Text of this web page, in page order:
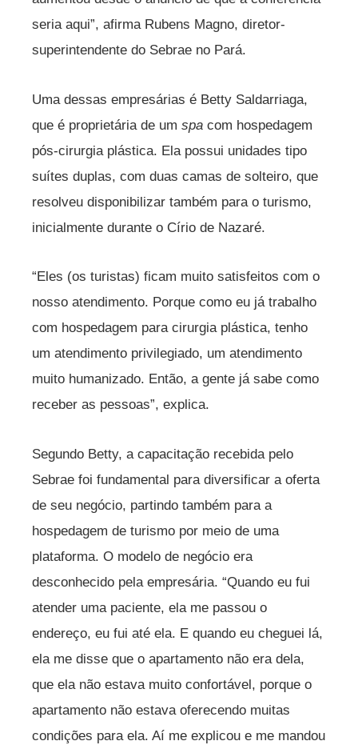
seria aqui”, afirma Rubens Magno, diretor-
superintendente do Sebrae no Pará.
Uma dessas empresárias é Betty Saldarriaga,
que é proprietária de um spa com hospedagem
pós-cirurgia plástica. Ela possui unidades tipo
suítes duplas, com duas camas de solteiro, que
resolveu disponibilizar também para o turismo,
inicialmente durante o Círio de Nazaré.
“Eles (os turistas) ficam muito satisfeitos com o
nosso atendimento. Porque como eu já trabalho
com hospedagem para cirurgia plástica, tenho
um atendimento privilegiado, um atendimento
muito humanizado. Então, a gente já sabe como
receber as pessoas”, explica.
Segundo Betty, a capacitação recebida pelo
Sebrae foi fundamental para diversificar a oferta
de seu negócio, partindo também para a
hospedagem de turismo por meio de uma
plataforma. O modelo de negócio era
desconhecido pela empresária. “Quando eu fui
atender uma paciente, ela me passou o
endereço, eu fui até ela. E quando eu cheguei lá,
ela me disse que o apartamento não era dela,
que ela não estava muito confortável, porque o
apartamento não estava oferecendo muitas
condições para ela. Aí me explicou e me mandou